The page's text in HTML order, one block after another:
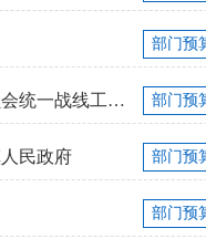
部门预
中国共产党锡林浩特市委员会统一战线工作部 部门预
民政府 部门预
部门预